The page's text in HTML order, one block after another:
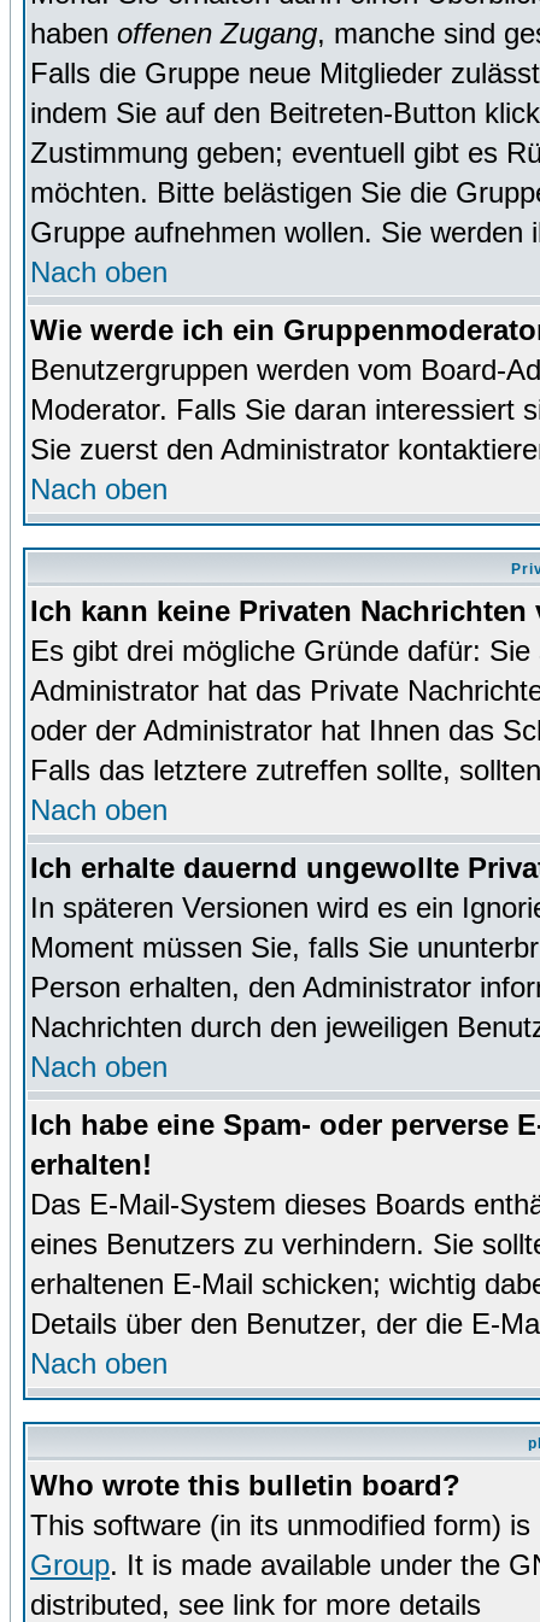
haben offenen Zugang, manche sind
Falls die Gruppe neue Mitglieder
indem Sie auf den Beitreten-Button
Zustimmung geben; eventuell gibt es
möchten. Bitte belästigen Sie die
Gruppe aufnehmen wollen. Sie werden
Nach oben
Wie werde ich ein
Benutzergruppen werden vom Board-
Moderator. Falls Sie daran interessiert
Sie zuerst den Administrator
Nach oben
Ich kann keine Privaten Nachrichten
Es gibt drei mögliche Gründe dafür:
Administrator hat das Private
oder der Administrator hat Ihnen das
Falls das letztere zutreffen sollte,
Nach oben
Ich erhalte dauernd ungewollte
In späteren Versionen wird es ein
Moment müssen Sie, falls Sie
Person erhalten, den Administrator
Nachrichten durch den jeweiligen
Nach oben
Ich habe eine Spam- oder perverse
erhalten!
Das E-Mail-System dieses Boards
eines Benutzers zu verhindern. Sie
erhaltenen E-Mail schicken; wichtig
Details über den Benutzer, der die E-
Nach oben
Who wrote this bulletin board?
This software (in its unmodified form)
Group. It is made available under the
distributed, see link for more details